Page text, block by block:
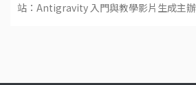
站：Antigravity 入門與教學影片生成主